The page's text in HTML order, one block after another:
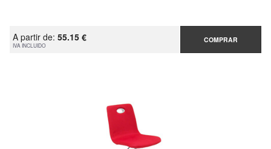
A partir de: 55.15 €
IVA INCLUIDO
COMPRAR